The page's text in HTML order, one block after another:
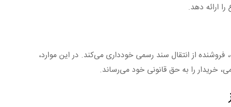
ارائه دهد.
فروشنده از انتقال سند رسمی خودداری می‌کند. در این موارد،
خریدار را به حق قانونی خود می‌رساند.